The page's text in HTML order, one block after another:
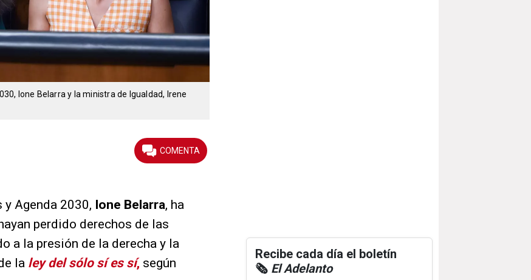
Ione Belarra y la ministra de Igualdad, Irene
Agenda 2030, Ione Belarra, ha
perdido derechos de las
a la presión de la derecha y la
la ley del sólo sí es sí, según
Recibe cada día el boletín
🗞️ El Adelanto